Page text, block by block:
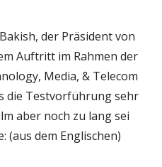
der Präsident von
Auftritt im Rahmen der
Media, & Telecom
die Testvorführung sehr
aber noch zu lang sei
(aus dem Englischen)